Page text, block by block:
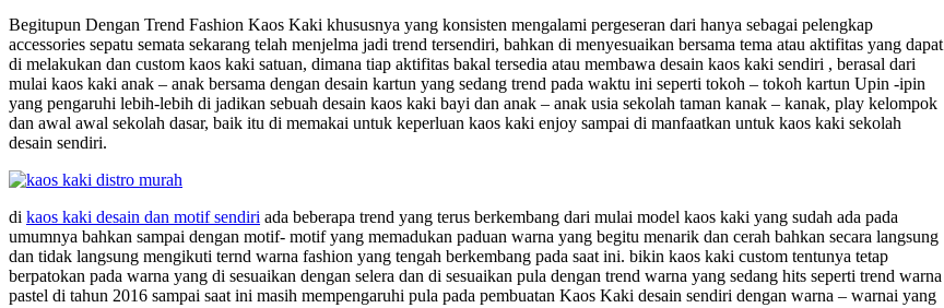
Begitupun Dengan Trend Fashion Kaos Kaki khususnya yang konsisten mengalami pergeseran dari hanya sebagai pelengkap
accessories sepatu semata sekarang telah menjelma jadi trend tersendiri, bahkan di menyesuaikan bersama tema atau aktifitas yang dapat
di melakukan dan custom kaos kaki satuan, dimana tiap aktifitas bakal tersedia atau membawa desain kaos kaki sendiri , berasal dari
mulai kaos kaki anak – anak bersama dengan desain kartun yang sedang trend pada waktu ini seperti tokoh – tokoh kartun Upin -ipin
yang pengaruhi lebih-lebih di jadikan sebuah desain kaos kaki bayi dan anak – anak usia sekolah taman kanak – kanak, play kelompok
dan awal awal sekolah dasar, baik itu di memakai untuk keperluan kaos kaki enjoy sampai di manfaatkan untuk kaos kaki sekolah
desain sendiri.
di kaos kaki desain dan motif sendiri ada beberapa trend yang terus berkembang dari mulai model kaos kaki yang sudah ada pada
umumnya bahkan sampai dengan motif- motif yang memadukan paduan warna yang begitu menarik dan cerah bahkan secara langsung
dan tidak langsung mengikuti ternd warna fashion yang tengah berkembang pada saat ini. bikin kaos kaki custom tentunya tetap
berpatokan pada warna yang di sesuaikan dengan selera dan di sesuaikan pula dengan trend warna yang sedang hits seperti trend warna
pastel di tahun 2016 sampai saat ini masih mempengaruhi pula pada pembuatan Kaos Kaki desain sendiri dengan warna – warnai yang